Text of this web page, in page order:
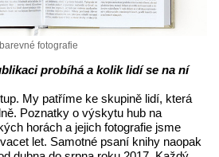
fotografie
probíhá a kolik lidí se na ní
My patříme ke skupině lidí, která
Poznatky o výskytu hub na
horách a jejich fotografie jsme
let. Samotné psaní knihy naopak